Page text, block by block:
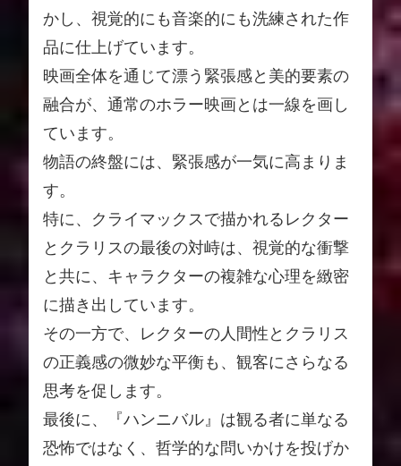
かし、視覚的にも音楽的にも洗練された作
品に仕上げています。
映画全体を通じて漂う緊張感と美的要素の
融合が、通常のホラー映画とは一線を画し
ています。
物語の終盤には、緊張感が一気に高まりま
す。
特に、クライマックスで描かれるレクター
とクラリスの最後の対峙は、視覚的な衝撃
と共に、キャラクターの複雑な心理を緻密
に描き出しています。
その一方で、レクターの人間性とクラリス
の正義感の微妙な平衡も、観客にさらなる
思考を促します。
最後に、『ハンニバル』は観る者に単なる
恐怖ではなく、哲学的な問いかけを投げか